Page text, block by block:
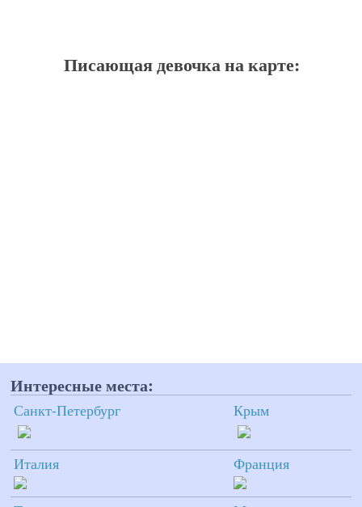
Писающая девочка на карте:
Интересные места:
Санкт-Петербург Крым
Италия Франция